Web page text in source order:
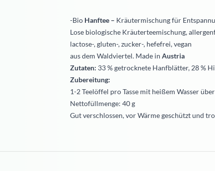
-Bio Hanftee – Kräutermischung für
Lose biologische Kräuterteemischung,
lactose-, gluten-, zucker-, hefefrei, vegan
aus dem Waldviertel. Made in Austria
Zutaten: 33 % getrocknete Hanfblätter, 28 %
Zubereitung:
1-2 Teelöffel pro Tasse mit heißem Wasser
Nettofüllmenge: 40 g
Gut verschlossen, vor Wärme geschützt und